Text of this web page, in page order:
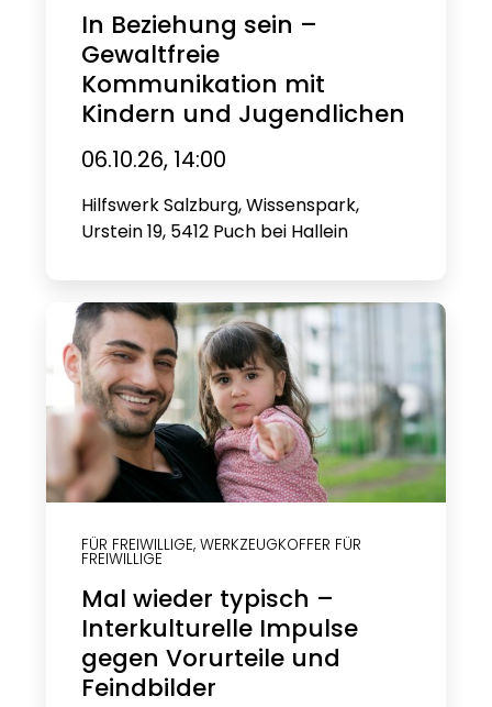
In Beziehung sein –
Gewaltfreie
Kommunikation mit
Kindern und Jugendlichen
06.10.26, 14:00
Hilfswerk Salzburg, Wissenspark,
Urstein 19, 5412 Puch bei Hallein
FÜR FREIWILLIGE, WERKZEUGKOFFER FÜR
FREIWILLIGE
Mal wieder typisch –
Interkulturelle Impulse
gegen Vorurteile und
Feindbilder